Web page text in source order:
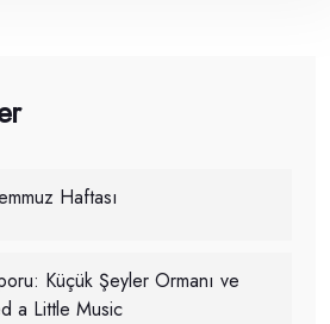
Haftası
Küçük Şeyler Ormanı ve
a Little Music